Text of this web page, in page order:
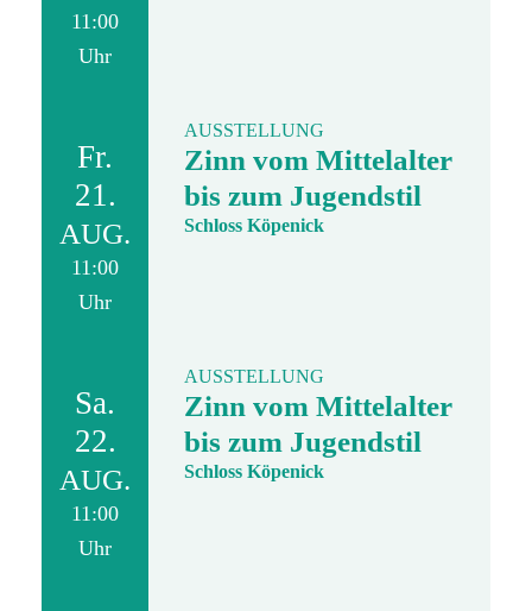
11:00
Uhr
Fr.
21.
AUG.
11:00
Uhr
AUSSTELLUNG
Zinn vom Mittelalter
bis zum Jugendstil
Schloss Köpenick
Sa.
22.
AUG.
11:00
Uhr
AUSSTELLUNG
Zinn vom Mittelalter
bis zum Jugendstil
Schloss Köpenick